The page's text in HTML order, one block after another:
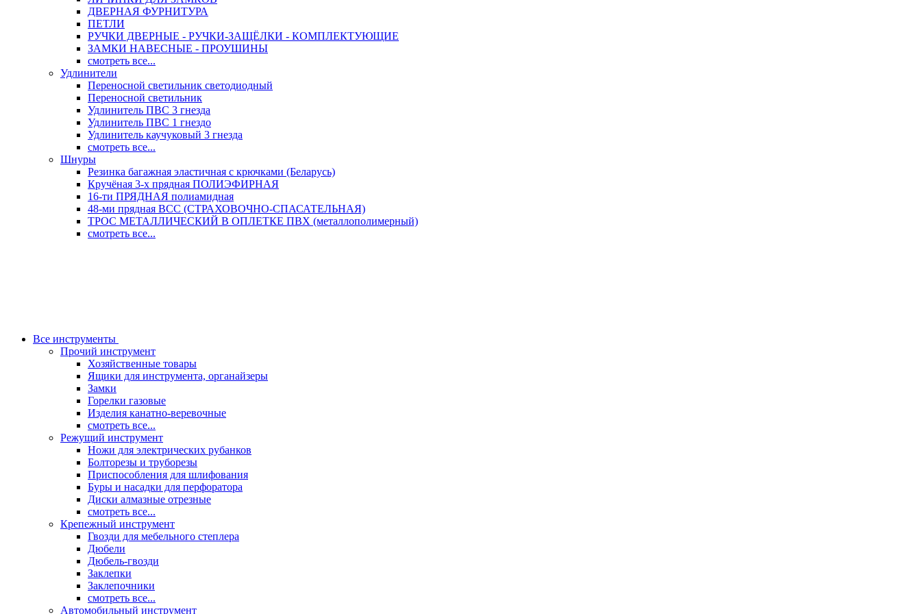
ДВЕРНАЯ ФУРНИТУРА
ПЕТЛИ
РУЧКИ ДВЕРНЫЕ - РУЧКИ-ЗАЩЁЛКИ - КОМПЛЕКТУЮЩИЕ
ЗАМКИ НАВЕСНЫЕ - ПРОУШИНЫ
смотреть все...
Удлинители
Переносной светильник светодиодный
Переносной светильник
Удлинитель ПВС 3 гнезда
Удлинитель ПВС 1 гнездо
Удлинитель каучуковый 3 гнезда
смотреть все...
Шнуры
Резинка багажная эластичная с крючками (Беларусь)
Кручёная 3-х прядная ПОЛИЭФИРНАЯ
16-ти ПРЯДНАЯ полиамидная
48-ми прядная ВСС (СТРАХОВОЧНО-СПАСАТЕЛЬНАЯ)
ТРОС МЕТАЛЛИЧЕСКИЙ В ОПЛЕТКЕ ПВХ (металлополимерный)
смотреть все...
Все инструменты
Прочий инструмент
Хозяйственные товары
Ящики для инструмента, органайзеры
Замки
Горелки газовые
Изделия канатно-веревочные
смотреть все...
Режущий инструмент
Ножи для электрических рубанков
Болторезы и труборезы
Приспособления для шлифования
Буры и насадки для перфоратора
Диски алмазные отрезные
смотреть все...
Крепежный инструмент
Гвозди для мебельного степлера
Дюбели
Дюбель-гвозди
Заклепки
Заклепочники
смотреть все...
Автомобильный инструмент